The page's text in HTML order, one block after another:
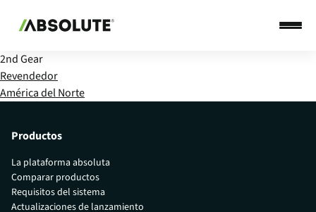
2nd Gear
Revendedor
América del Norte
Productos
La plataforma absoluta
Comparar productos
Requisitos del sistema
Actualizaciones de lanzamiento